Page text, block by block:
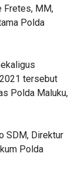
Fretes, MM,
Polda
tersebut
Polda Maluku,
SDM, Direktur
Polda